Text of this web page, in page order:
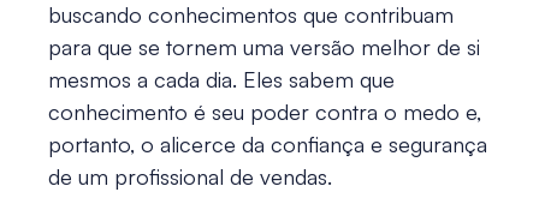
buscando conhecimentos que contribuam
para que se tornem uma versão melhor de si
mesmos a cada dia. Eles sabem que
conhecimento é seu poder contra o medo e,
portanto, o alicerce da confiança e segurança
de um profissional de vendas.